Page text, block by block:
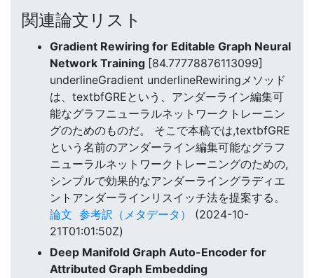
関連論文リスト
Gradient Rewiring for Editable Graph Neural
Network Training [84.77778876113099]
underlineGradient underlineRewiringメソッド
は、textbfGREという、アンダーライン編集可
能なグラフニューラルネットワークトレーニン
グのためのものだ。 そこで本稿では,textbfGRE
という名前のアンダーライン編集可能なグラフ
ニューラルネットワークトレーニングのための,
シンプルで効果的なアンダーライングラディエ
ントアンダーラインリスイッチ法を提案する。
論文 参考訳（メタデータ）
(2024-10-
21T01:01:50Z)
Deep Manifold Graph Auto-Encoder for
Attributed Graph Embedding